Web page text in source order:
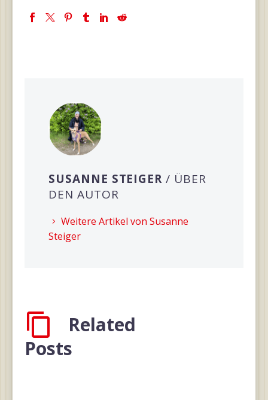
SUSANNE STEIGER/ ÜBER
DEN AUTOR
Weitere Artikel von Susanne
Steiger
Related
Posts